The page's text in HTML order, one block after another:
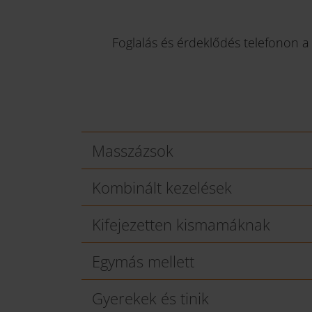
Foglalás és érdeklődés telefonon a
Masszázsok
Kombinált kezelések
Kifejezetten kismamáknak
Egymás mellett
Gyerekek és tinik